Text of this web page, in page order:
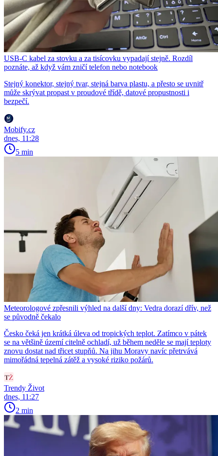
USB-C kabel za stovku a za tisícovku vypadají stejně. Rozdíl
poznáte, až když vám zničí telefon nebo notebook
Stejný konektor, stejný tvar, stejná barva plastu, a přesto se uvnitř
může skrývat propast v proudové třídě, datové propustnosti i
bezpečí.
Mobify.cz
dnes, 11:28
5 min
Meteorologové zpřesnili výhled na další dny: Vedra dorazí dřív, než
se původně čekalo
Česko čeká jen krátká úleva od tropických teplot. Zatímco v pátek
se na většině území citelně ochladí, už během neděle se mají teploty
znovu dostat nad třicet stupňů. Na jihu Moravy navíc přetrvává
mimořádná tepelná zátěž a vysoké riziko požárů.
Trendy Život
dnes, 11:27
2 min